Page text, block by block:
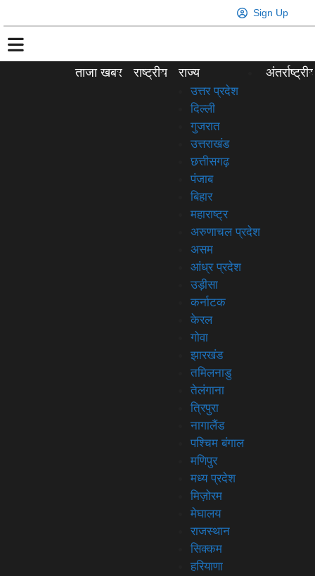
Sign Up
ताजा खबर राष्ट्रीय
राज्य
उत्तर प्रदेश
दिल्ली
गुजरात
उत्तराखंड
छत्तीसगढ़
पंजाब
बिहार
महाराष्ट्र
अरुणाचल प्रदेश
असम
आंध्र प्रदेश
उड़ीसा
कर्नाटक
केरल
गोवा
झारखंड
तमिलनाडु
तेलंगाना
त्रिपुरा
नागालैंड
पश्चिम बंगाल
मणिपुर
मध्य प्रदेश
मिज़ोरम
मेघालय
राजस्थान
सिक्कम
हरियाणा